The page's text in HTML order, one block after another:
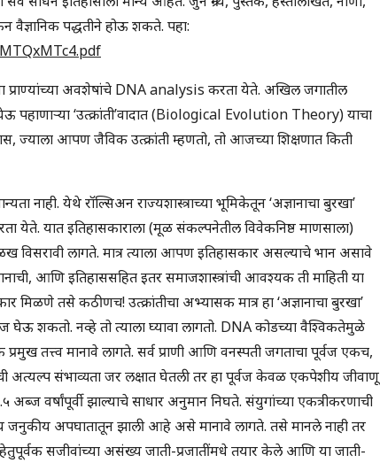
पद्धतीने होऊ शकते. पहा:
प्राण्यांच्या अवशेषांचे DNA analysis करता येते. अखिल जगातील
घेऊ पहाणाऱ्या ‘उत्क्रांती’वादात (Biological Evolution Theory) याचा
ज्याला आपण जैविक उत्क्रांती म्हणतो, तो आजच्या शिक्षणात किती
नाही. येथे रॉल्सिअन राज्यशास्त्राच्या भूमिकेतून ‘अज्ञानाचा बुरखा’
येते. यात इतिहासकाराला (मूळ संकल्पनेतील विवेकनिष्ठ माणसाला)
विसरावी लागते. मात्र त्याला आपण इतिहासकार असल्याचे भान असावे
आणि इतिहाससहित इतर समाजशास्त्रांची आवश्यक ती माहिती या
तसे कठीणच! उत्क्रांतीचा अभ्यासक मात्र हा ‘अज्ञानाचा बुरखा’
घेऊ शकतो. नव्हे तो त्याला घ्यावा लागतो. DNA कोडच्या वैश्विकतेमुळे
तत्त्व मानावे लागते. सर्व प्राणी आणि वनस्पती जगताचा पूर्वज एकच,
अत्यल्प संभाव्यता जर लक्षात घेतली तर हा पूर्वज केवळ एकपेशीय जीवाणू
वर्षांपूर्वी झाल्याचे साधार अनुमान निघते. संयुगांच्या एकत्रीकरणाची
जनुकीय अपघातातून झाली आहे असे मानावे लागते. तसे मानले नाही तर
सजीवांच्या असंख्य जाती-प्रजातींमधे तयार केले आणि या जाती-